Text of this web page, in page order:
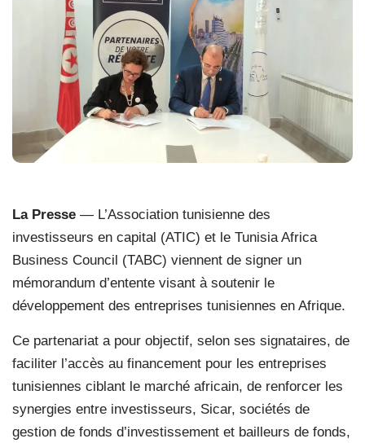
La Presse — L’Association tunisienne des
investisseurs en capital (ATIC) et le Tunisia Africa
Business Council (TABC) viennent de signer un
mémorandum d’entente visant à soutenir le
développement des entreprises tunisiennes en Afrique.
Ce partenariat a pour objectif, selon ses signataires, de
faciliter l’accès au financement pour les entreprises
tunisiennes ciblant le marché africain, de renforcer les
synergies entre investisseurs, Sicar, sociétés de
gestion de fonds d’investissement et bailleurs de fonds,